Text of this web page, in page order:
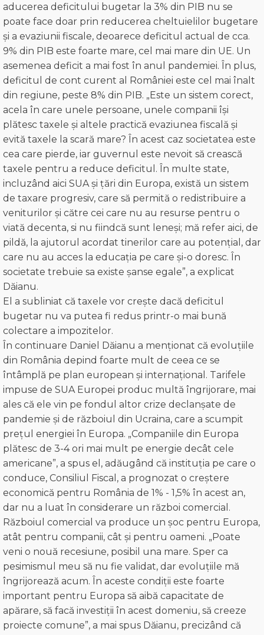
aducerea deficitului bugetar la 3% din PIB nu se
poate face doar prin reducerea cheltuielilor bugetare
și a evaziunii fiscale, deoarece deficitul actual de cca.
9% din PIB este foarte mare, cel mai mare din UE. Un
asemenea deficit a mai fost în anul pandemiei. În plus,
deficitul de cont curent al României este cel mai înalt
din regiune, peste 8% din PIB. „Este un sistem corect,
acela în care unele persoane, unele companii își
plătesc taxele și altele practică evaziunea fiscală și
evită taxele la scară mare? În acest caz societatea este
cea care pierde, iar guvernul este nevoit să crească
taxele pentru a reduce deficitul. În multe state,
incluzând aici SUA și țări din Europa, există un sistem
de taxare progresiv, care să permită o redistribuire a
veniturilor și către cei care nu au resurse pentru o
viată decenta, si nu fiindcă sunt leneși; mă refer aici, de
pildă, la ajutorul acordat tinerilor care au potențial, dar
care nu au acces la educația pe care și-o doresc. În
societate trebuie sa existe șanse egale”, a explicat
Dăianu.
El a subliniat că taxele vor crește dacă deficitul
bugetar nu va putea fi redus printr-o mai bună
colectare a impozitelor.
În continuare Daniel Dăianu a menționat că evoluțiile
din România depind foarte mult de ceea ce se
întâmplă pe plan european și internațional. Tarifele
impuse de SUA Europei produc multă îngrijorare, mai
ales că ele vin pe fondul altor crize declanșate de
pandemie și de războiul din Ucraina, care a scumpit
prețul energiei în Europa. „Companiile din Europa
plătesc de 3-4 ori mai mult pe energie decât cele
americane”, a spus el, adăugând că instituția pe care o
conduce, Consiliul Fiscal, a prognozat o creștere
economică pentru România de 1% - 1,5% în acest an,
dar nu a luat în considerare un război comercial.
Războiul comercial va produce un șoc pentru Europa,
atât pentru companii, cât și pentru oameni. „Poate
veni o nouă recesiune, posibil una mare. Sper ca
pesimismul meu să nu fie validat, dar evoluțiile mă
îngrijorează acum. În aceste condiții este foarte
important pentru Europa să aibă capacitate de
apărare, să facă investiții în acest domeniu, să creeze
proiecte comune”, a mai spus Dăianu, precizând că